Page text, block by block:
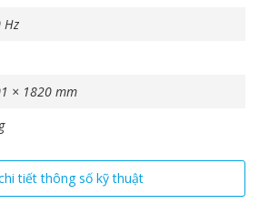
theo công nghệ Matsushita
Hz
× 1820 mm
tiết thông số kỹ thuật